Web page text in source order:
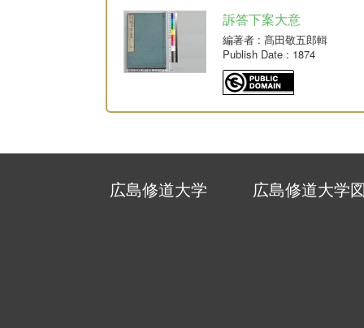
訴答下案大意
編著者 : 髙田敬五郎輯
Publish Date : 1874
広島修道大学 広島修道大学